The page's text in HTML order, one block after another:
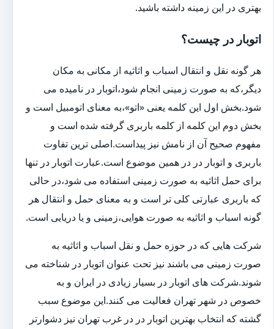
بهتری در این زمینه داشته باشید.
اتوبار در چیست؟
هر گونه نقل و انتقال اسباب و اثاثیه از مکانی به مکان
دیگر،که به صورت زمینی انجام شود،اتوبار در نامیده می
شود.بخش اول این کلمه یعنی «اتو»،به معنای اتومبیل است و
بخش دوم این کلمه از کلمه باربری گرفته شده است و
مفهوم صحیح آن از نامش نیز پیداست.اصلی ترین تفاوت
باربری و اتوبار در در همین موضوع است.عبارت اتوبار در تنها
برای حمل اثاثیه به صورت زمینی استفاده می شود،در حالی
که باربری عبارتی کلی تر است و به معنای حمل و انتقال هر
گونه اسباب و اثاثیه به صورت هوایی،زمینی و یا دریایی است.
شرکت هایی که در حوزه حمل و نقل اسباب و اثاثیه به
صورت زمینی می باشند نیز تحت عنوان اتوبار در شناخته می
شوند.شرکت های اتوبار در بسیار زیادی در ایران و به
خصوص در شهر تهران فعالیت می کنند.این موضوع سبب
گشته که انتخاب بهترین اتوبار در در غرب تهران نیز دشوارتر